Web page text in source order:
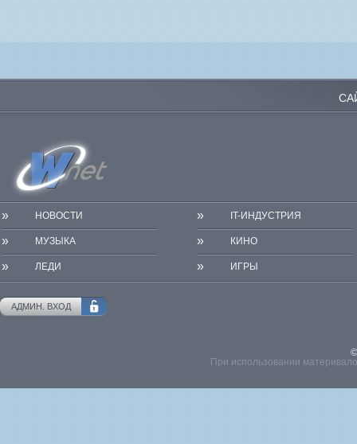
» НОВОСТИ » IT-ИНДУСТРИЯ
» МУЗЫКА » КИНО
» ЛЕДИ » ИГРЫ
АДМИН. ВХОД
При использовании